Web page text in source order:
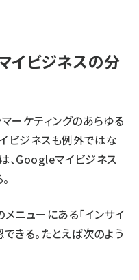
イビジネスの分
ーケティングのあらゆる
ビジネスも例外ではな
、Googleマイビジネス
ニューにある「インサイ
きる。たとえば次のよう